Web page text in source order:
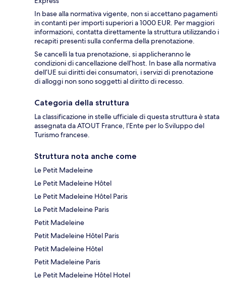
In base alla normativa vigente, non si accettano pagamenti
in contanti per importi superiori a 1000 EUR. Per maggiori
informazioni, contatta direttamente la struttura utilizzando i
recapiti presenti sulla conferma della prenotazione.
Se cancelli la tua prenotazione, si applicheranno le
condizioni di cancellazione dell’host. In base alla normativa
dell’UE sui diritti dei consumatori, i servizi di prenotazione
di alloggi non sono soggetti al diritto di recesso.
Categoria della struttura
La classificazione in stelle ufficiale di questa struttura è stata
assegnata da ATOUT France, l’Ente per lo Sviluppo del
Turismo francese.
Struttura nota anche come
Le Petit Madeleine
Le Petit Madeleine Hôtel
Le Petit Madeleine Hôtel Paris
Le Petit Madeleine Paris
Petit Madeleine
Petit Madeleine Hôtel Paris
Petit Madeleine Hôtel
Petit Madeleine Paris
Le Petit Madeleine Hôtel Hotel